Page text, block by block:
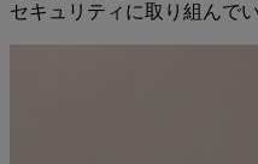
セキュリティに取り組んでい